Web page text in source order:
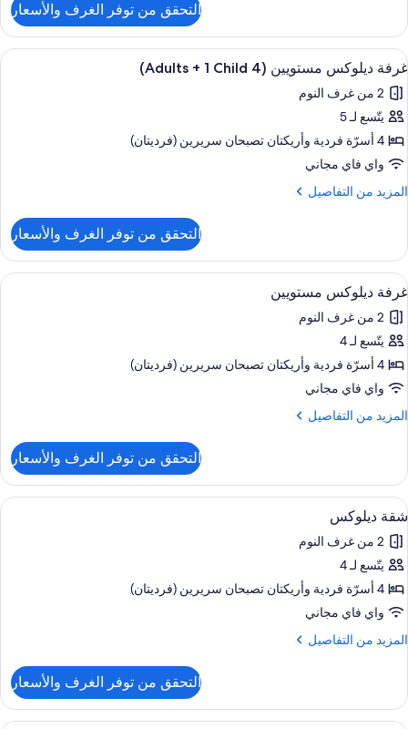
3
Children)
غرفة
ديلوكس
مستويين
Adults
+
Children)
التحقق من توفر الغرف والأسعار
استعراض
جميع
صور
غرفة
ديلوكس
مستويين
(4
Adults
1
Child)
9
غرفة ديلوكس مستويين (4 Adults + 1 Child)
2 من غرف النوم
يتّسع لـ 5
4 أسرّة فردية‫‬ وأريكتان تصبحان سريرين (فرديتان)
واي فاي مجاني
المزيد من التفاصيل
المزيد
غرفة
ديلوكس
مستويين
Adults
+
Child)
التحقق من توفر الغرف والأسعار
استعراض
جميع
صور
غرفة
ديلوكس
مستويين
9
غرفة ديلوكس مستويين
2 من غرف النوم
يتّسع لـ 4
4 أسرّة فردية‫‬ وأريكتان تصبحان سريرين (فرديتان)
واي فاي مجاني
المزيد من التفاصيل
المزيد
غرفة
ديلوكس
مستويين
التحقق من توفر الغرف والأسعار
استعراض
جميع
صور
شقة
ديلوكس
9
شقة ديلوكس
2 من غرف النوم
يتّسع لـ 4
4 أسرّة فردية‫‬ وأريكتان تصبحان سريرين (فرديتان)
واي فاي مجاني
المزيد من التفاصيل
المزيد
شقة
ديلوكس
التحقق من توفر الغرف والأسعار